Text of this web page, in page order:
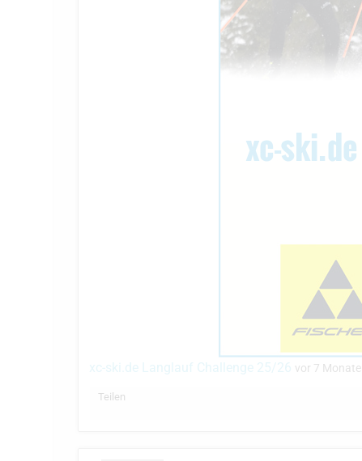
xc-ski.de Langlauf Challenge 25/26 vor 7 Monate
Teilen